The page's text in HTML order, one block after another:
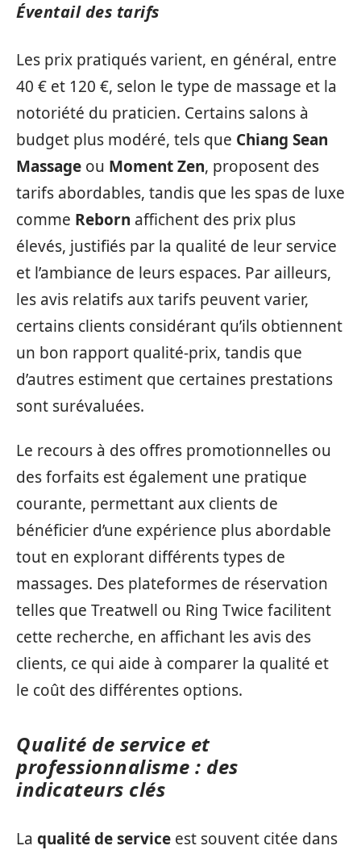
Éventail des tarifs
Les prix pratiqués varient, en général, entre
40 € et 120 €, selon le type de massage et la
notoriété du praticien. Certains salons à
budget plus modéré, tels que Chiang Sean
Massage ou Moment Zen, proposent des
tarifs abordables, tandis que les spas de luxe
comme Reborn affichent des prix plus
élevés, justifiés par la qualité de leur service
et l’ambiance de leurs espaces. Par ailleurs,
les avis relatifs aux tarifs peuvent varier,
certains clients considérant qu’ils obtiennent
un bon rapport qualité-prix, tandis que
d’autres estiment que certaines prestations
sont surévaluées.
Le recours à des offres promotionnelles ou
des forfaits est également une pratique
courante, permettant aux clients de
bénéficier d’une expérience plus abordable
tout en explorant différents types de
massages. Des plateformes de réservation
telles que Treatwell ou Ring Twice facilitent
cette recherche, en affichant les avis des
clients, ce qui aide à comparer la qualité et
le coût des différentes options.
Qualité de service et
professionnalisme : des
indicateurs clés
La qualité de service est souvent citée dans